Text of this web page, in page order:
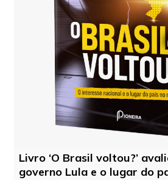
Livro ‘O Brasil voltou?’
governo Lula e o lugar do